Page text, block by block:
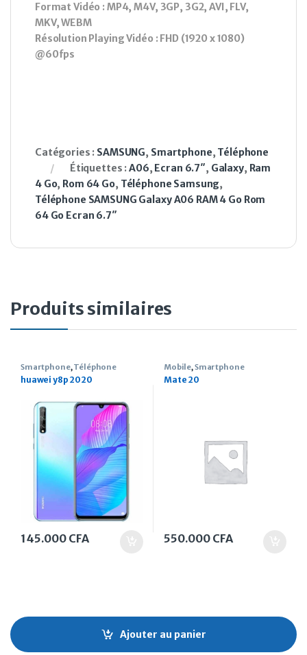
Ajouter au panier
Format Vidéo : MP4, M4V, 3GP, 3G2, AVI, FLV,
MKV, WEBM
Résolution Playing Vidéo : FHD (1920 x 1080)
@60fps
Catégories : SAMSUNG, Smartphone, Téléphone
Étiquettes :A06, Ecran 6.7″, Galaxy, Ram
4 Go, Rom 64 Go, Téléphone Samsung,
Téléphone SAMSUNG Galaxy A06 RAM 4 Go Rom
64 Go Ecran 6.7″
Produits similaires
Smartphone,Téléphone
huawei y8p 2020
145.000 CFA
Mobile,Smartphone
Mate 20
550.000 CFA